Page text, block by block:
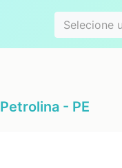
Selecione
Petrolina - PE